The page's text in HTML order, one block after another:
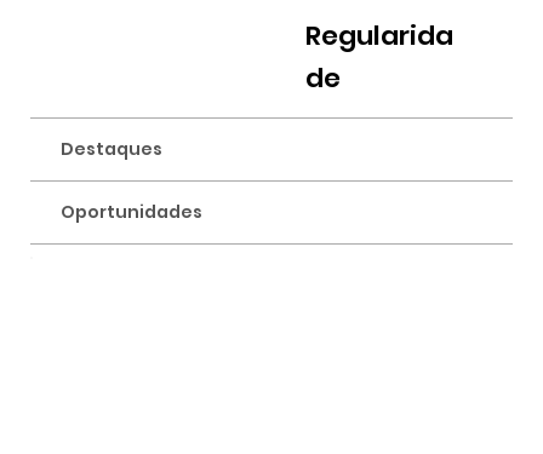
Regularida
de
Destaques
Oportunidades